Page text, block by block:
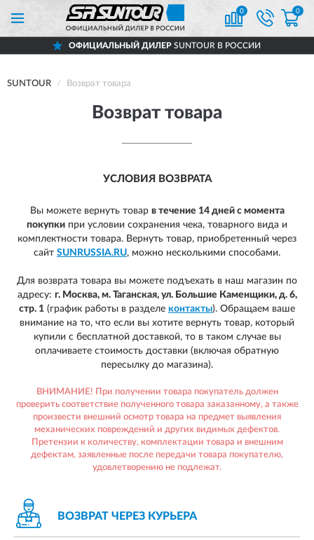
0 0
ОФИЦИАЛЬНЫЙ ДИЛЕРSUNTOUR В РОССИИ
SUNTOUR Возврат товара
Возврат товара
УСЛОВИЯ ВОЗВРАТА
Вы можете вернуть товар в течение 14 дней с момента
покупки при условии сохранения чека, товарного вида и
комплектности товара. Вернуть товар, приобретенный через
сайт SUNRUSSIA.RU, можно несколькими способами.
Для возврата товара вы можете подъехать в наш магазин по
адресу: г. Москва, м. Таганская, ул. Большие Каменщики, д. 6,
стр. 1 (график работы в разделе контакты). Обращаем ваше
внимание на то, что если вы хотите вернуть товар, который
купили с бесплатной доставкой, то в таком случае вы
оплачиваете стоимость доставки (включая обратную
пересылку до магазина).
ВНИМАНИЕ! При получении товара покупатель должен
проверить соответствие полученного товара заказанному, а также
произвести внешний осмотр товара на предмет выявления
механических повреждений и других видимых дефектов.
Претензии к количеству, комплектации товара и внешним
дефектам, заявленные после передачи товара покупателю,
удовлетворению не подлежат.
ВОЗВРАТ ЧЕРЕЗ КУРЬЕРА